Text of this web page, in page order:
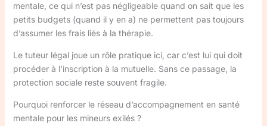
mentale, ce qui n’est pas négligeable quand on sait que les
petits budgets (quand il y en a) ne permettent pas toujours
d’assumer les frais liés à la thérapie.
Le tuteur légal joue un rôle pratique ici, car c’est lui qui doit
procéder à l’inscription à la mutuelle. Sans ce passage, la
protection sociale reste souvent fragile.
Pourquoi renforcer le réseau d’accompagnement en santé
mentale pour les mineurs exilés ?